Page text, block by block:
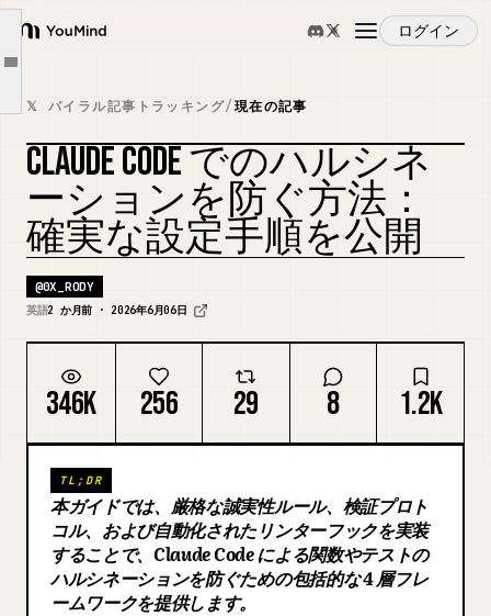
YouMind
ログイン
概要
ユースケース
スキル
プロンプト
ダウンロード
ブログ
更新情報
Article outline
「わかりません」という許可
実際に機能しているかどうかの見分け方
Claude に嘘をつかせ続けるよくある間違い
5 分間の誠実さ監査
𝕏 バイラル記事トラッキング/現在の記事
カバーをリミックス
CLAUDE CODE でのハルシネ
ーションを防ぐ方法：
確実な設定手順を公開
@0X_RODY
英語2 か月前 · 2026年6月06日
346K 256 29 8 1.2K
TL;DR
本ガイドでは、厳格な誠実性ルール、検証プロト
コル、および自動化されたリンターフックを実装
することで、Claude Code による関数やテストの
ハルシネーションを防ぐための包括的な 4 層フレ
ームワークを提供します。